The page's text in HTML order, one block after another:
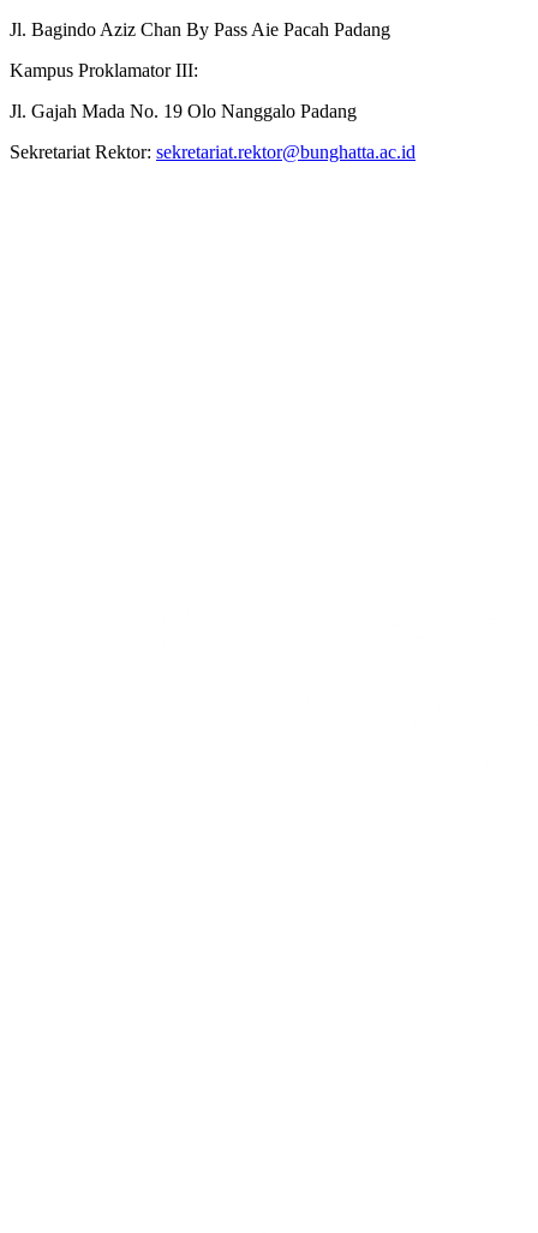
Jl. Bagindo Aziz Chan By Pass Aie Pacah Padang
Kampus Proklamator III:
Jl. Gajah Mada No. 19 Olo Nanggalo Padang
Sekretariat Rektor: sekretariat.rektor@bunghatta.ac.id